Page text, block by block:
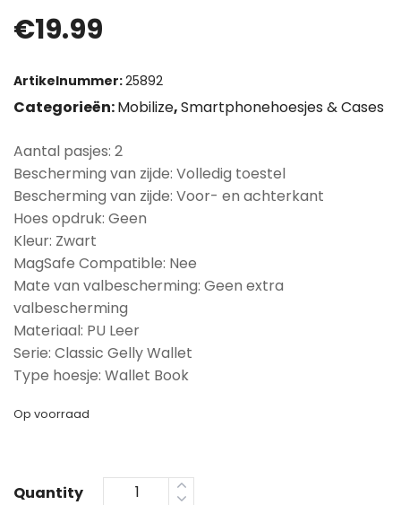
€19.99
Artikelnummer:25892
Categorieën:Mobilize,Smartphonehoesjes & Cases
Aantal pasjes: 2
Bescherming van zijde: Volledig toestel
Bescherming van zijde: Voor- en achterkant
Hoes opdruk: Geen
Kleur: Zwart
MagSafe Compatible: Nee
Mate van valbescherming: Geen extra
valbescherming
Materiaal: PU Leer
Serie: Classic Gelly Wallet
Type hoesje: Wallet Book
Op voorraad
Quantity